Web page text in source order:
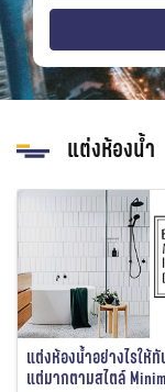
strain-station
แต่งห้องน้ำ
แต่งห้องน้ำอย่างไรให้
แต่มากตามสไตล์